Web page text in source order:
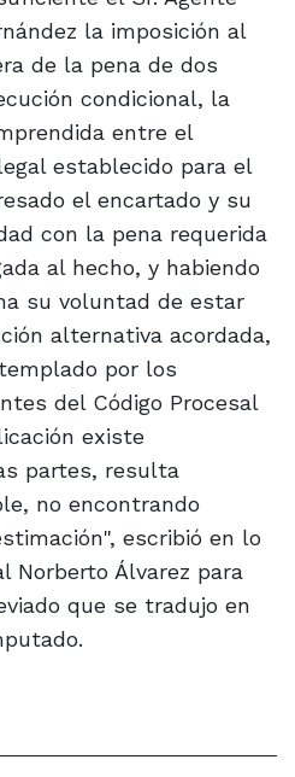
la imposición al
de la pena de dos
condicional, la
entre el
establecido para el
el encartado y su
con la pena requerida
al hecho, y habiendo
su voluntad de estar
alternativa acordada,
por los
del Código Procesal
existe
partes, resulta
no encontrando
escribió en lo
Norberto Álvarez para
que se tradujo en